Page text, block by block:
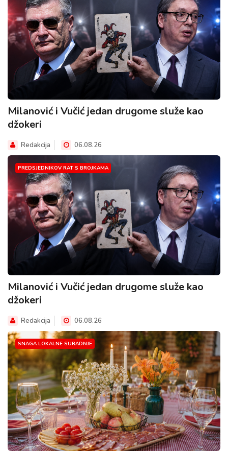
Milanović i Vučić jedan drugome služe kao
džokeri
Redakcija 06.08.26
PREDSJEDNIKOV RAT S BROJKAMA
Milanović i Vučić jedan drugome služe kao
džokeri
Redakcija 06.08.26
SNAGA LOKALNE SURADNJE